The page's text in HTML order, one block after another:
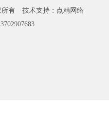
所有 技术支持： 点精网络